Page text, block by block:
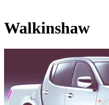
Walkinshaw